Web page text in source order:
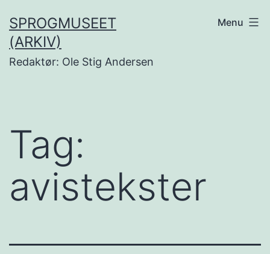
til
indhold
SPROGMUSEET
(ARKIV)
Redaktør: Ole Stig Andersen
Menu
Tag:
avistekster